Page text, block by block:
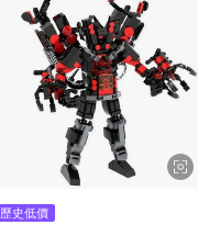
歷史低價